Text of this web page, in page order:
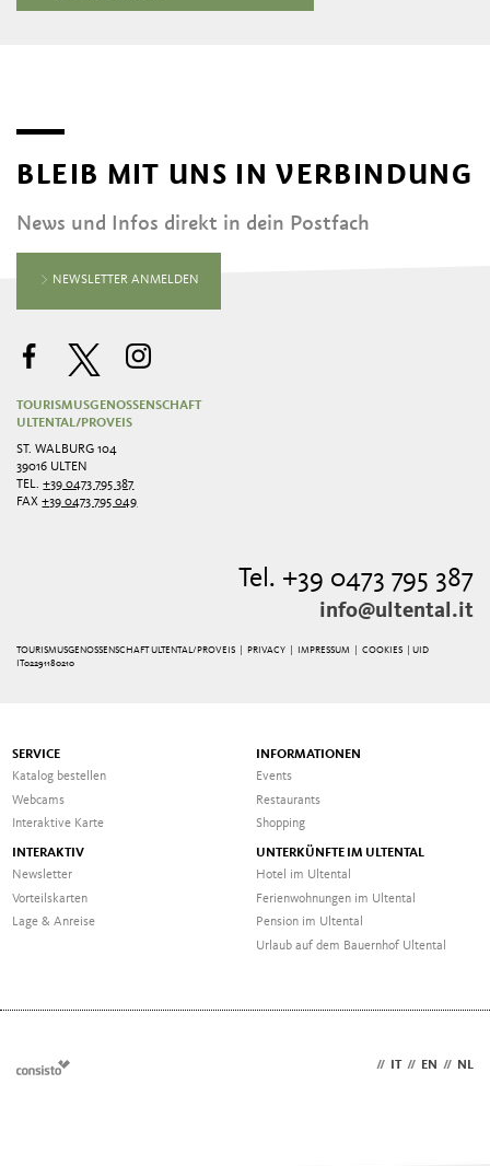
BLEIB MIT UNS IN VERBINDUNG
News und Infos direkt in dein Postfach
NEWSLETTER ANMELDEN
TOURISMUSGENOSSENSCHAFT
ULTENTAL/PROVEIS
ST. WALBURG 104
39016 ULTEN
TEL.+39 0473 795 387
FAX+39 0473 795 049
Tel. +39 0473 795 387
info@ultental.it
TOURISMUSGENOSSENSCHAFT ULTENTAL/PROVEIS | PRIVACY IMPRESSUM |COOKIES
| UID
IT02291180210
SERVICE
Katalog bestellen
Webcams
Interaktive Karte
INFORMATIONEN
Events
Restaurants
Shopping
INTERAKTIV
Newsletter
Vorteilskarten
Lage & Anreise
UNTERKÜNFTE IM ULTENTAL
Hotel im Ultental
Ferienwohnungen im Ultental
Pension im Ultental
Urlaub auf dem Bauernhof Ultental
// // EN // NL